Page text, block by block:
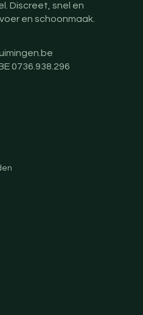
Discreet, snel en
en schoonmaak.
0736.938.296